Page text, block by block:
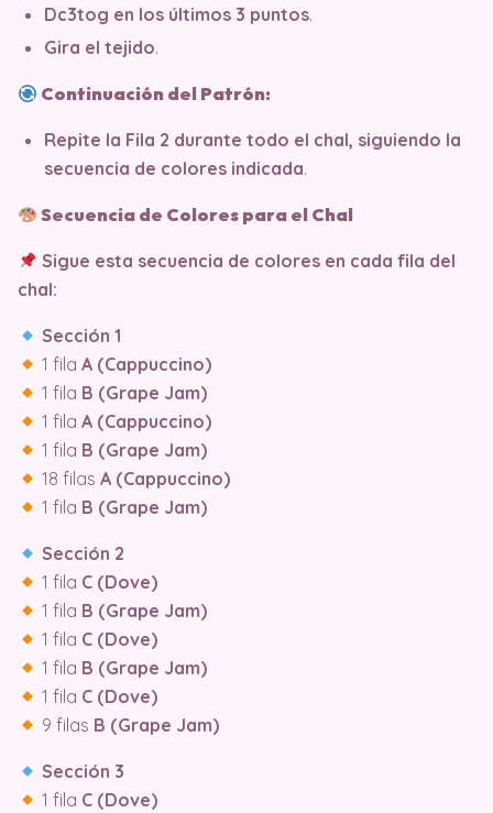
Dc3tog en los últimos 3 puntos.
Gira el tejido.
Continuación del Patrón:
Repite la Fila 2 durante todo el chal, siguiendo la
secuencia de colores indicada.
Secuencia de Colores para el Chal
Sigue esta secuencia de colores en cada fila del
chal:
Sección 1
1 filaA (Cappuccino)
1 fila B (Grape Jam)
1 filaA (Cappuccino)
1 fila B (Grape Jam)
18 filasA (Cappuccino)
1 fila B (Grape Jam)
Sección 2
1 fila C (Dove)
1 fila B (Grape Jam)
1 fila C (Dove)
1 fila B (Grape Jam)
1 fila C (Dove)
9 filas B (Grape Jam)
Sección 3
1 fila C (Dove)